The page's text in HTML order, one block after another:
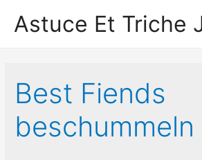
Astuce Et Triche
Best Fiends
beschummeln